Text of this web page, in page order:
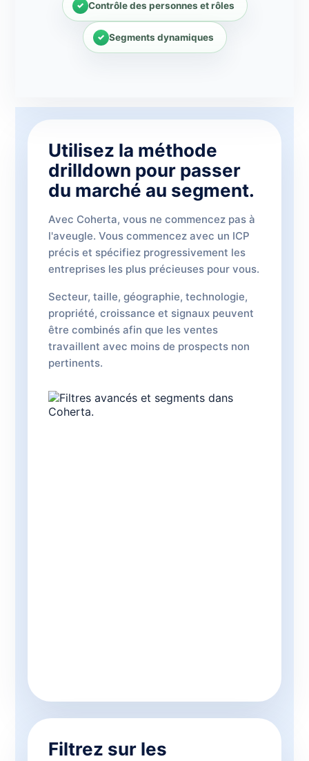
Contrôle des personnes et rôles
Segments dynamiques
Utilisez la méthode
drilldown pour passer
du marché au segment.
Avec Coherta, vous ne commencez pas à
l'aveugle. Vous commencez avec un ICP
précis et spécifiez progressivement les
entreprises les plus précieuses pour vous.
Secteur, taille, géographie, technologie,
propriété, croissance et signaux peuvent
être combinés afin que les ventes
travaillent avec moins de prospects non
pertinents.
Filtrez sur les